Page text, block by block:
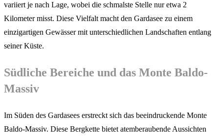
variiert je nach Lage, wobei die schmalste Stelle nur etwa 2
Kilometer misst. Diese Vielfalt macht den Gardasee zu einem
einzigartigen Gewässer mit unterschiedlichen Landschaften entlang
seiner Küste.
Südliche Bereiche und das Monte Baldo-
Massiv
Im Süden des Gardasees erstreckt sich das beeindruckende Monte
Baldo-Massiv. Diese Bergkette bietet atemberaubende Aussichten